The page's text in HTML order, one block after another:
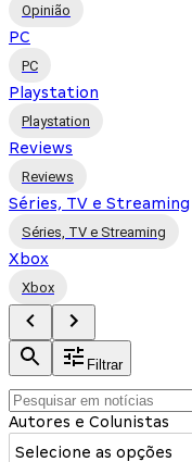
Opinião
PC
PC
Playstation
Playstation
Reviews
Reviews
Séries, TV e Streaming
Séries, TV e Streaming
Xbox
Xbox
Filtrar
Autores e Colunistas
Selecione as opções